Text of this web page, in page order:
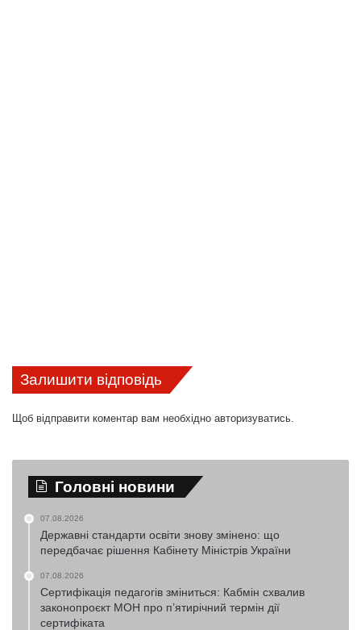
Залишити відповідь
Щоб відправити коментар вам необхідно авторизуватись.
Головні новини
07.08.2026
Державні стандарти освіти знову змінено: що
передбачає рішення Кабінету Міністрів України
07.08.2026
Сертифікація педагогів зміниться: Кабмін схвалив
законопроєкт МОН про п’ятирічний термін дії
сертифіката